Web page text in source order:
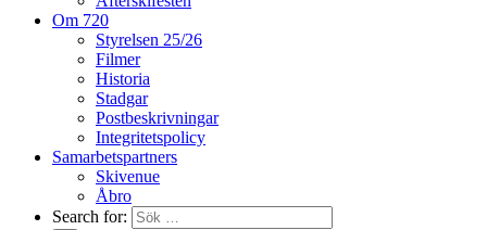
Om 720
Styrelsen 25/26
Filmer
Historia
Stadgar
Postbeskrivningar
Integritetspolicy
Samarbetspartners
Skivenue
Åbro
Search for: